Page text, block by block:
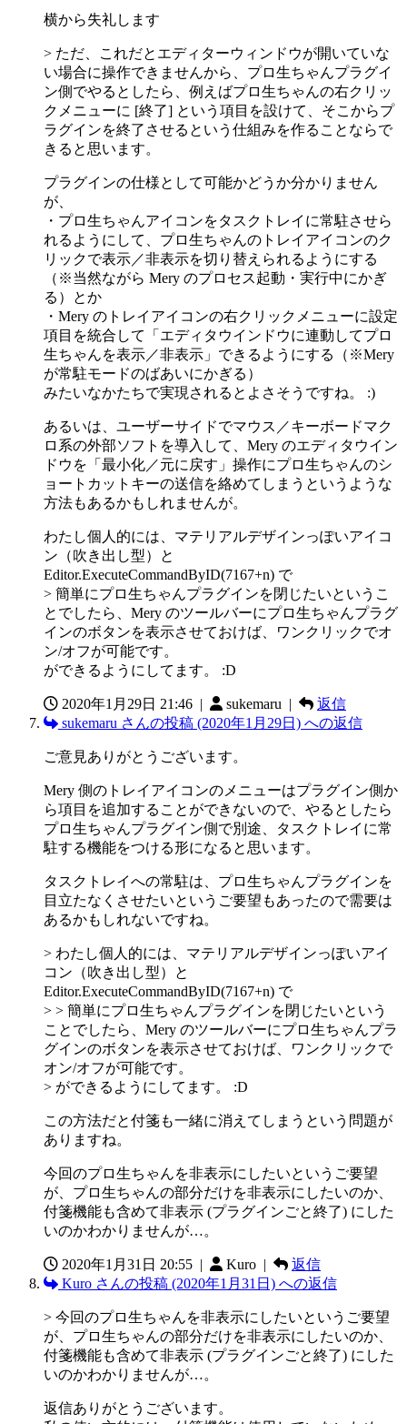
横から失礼します
> ただ、これだとエディターウィンドウが開いていな
い場合に操作できませんから、プロ生ちゃんプラグイ
ン側でやるとしたら、例えばプロ生ちゃんの右クリッ
クメニューに [終了] という項目を設けて、そこからプ
ラグインを終了させるという仕組みを作ることならで
きると思います。
プラグインの仕様として可能かどうか分かりません
が、
・プロ生ちゃんアイコンをタスクトレイに常駐させら
れるようにして、プロ生ちゃんのトレイアイコンのク
リックで表示／非表示を切り替えられるようにする
（※当然ながら Mery のプロセス起動・実行中にかぎ
る）とか
・Mery のトレイアイコンの右クリックメニューに設定
項目を統合して「エディタウインドウに連動してプロ
生ちゃんを表示／非表示」できるようにする（※Mery
が常駐モードのばあいにかぎる）
みたいなかたちで実現されるとよさそうですね。 :)
あるいは、ユーザーサイドでマウス／キーボードマク
ロ系の外部ソフトを導入して、Mery のエディタウイン
ドウを「最小化／元に戻す」操作にプロ生ちゃんのシ
ョートカットキーの送信を絡めてしまうというような
方法もあるかもしれませんが。
わたし個人的には、マテリアルデザインっぽいアイコ
ン（吹き出し型）と
Editor.ExecuteCommandByID(7167+n) で
> 簡単にプロ生ちゃんプラグインを閉じたいというこ
とでしたら、Mery のツールバーにプロ生ちゃんプラグ
インのボタンを表示させておけば、ワンクリックでオ
ン/オフが可能です。
ができるようにしてます。 :D
2020年1月29日 21:46 | sukemaru |
返信
sukemaru さんの投稿 (2020年1月29日) への返信
ご意見ありがとうございます。
Mery 側のトレイアイコンのメニューはプラグイン側か
ら項目を追加することができないので、やるとしたら
プロ生ちゃんプラグイン側で別途、タスクトレイに常
駐する機能をつける形になると思います。
タスクトレイへの常駐は、プロ生ちゃんプラグインを
目立たなくさせたいというご要望もあったので需要は
あるかもしれないですね。
> わたし個人的には、マテリアルデザインっぽいアイ
コン（吹き出し型）と
Editor.ExecuteCommandByID(7167+n) で
> > 簡単にプロ生ちゃんプラグインを閉じたいという
ことでしたら、Mery のツールバーにプロ生ちゃんプラ
グインのボタンを表示させておけば、ワンクリックで
オン/オフが可能です。
> ができるようにしてます。 :D
この方法だと付箋も一緒に消えてしまうという問題が
ありますね。
今回のプロ生ちゃんを非表示にしたいというご要望
が、プロ生ちゃんの部分だけを非表示にしたいのか、
付箋機能も含めて非表示 (プラグインごと終了) にした
いのかわかりませんが…。
2020年1月31日 20:55 | Kuro |
返信
Kuro さんの投稿 (2020年1月31日) への返信
> 今回のプロ生ちゃんを非表示にしたいというご要望
が、プロ生ちゃんの部分だけを非表示にしたいのか、
付箋機能も含めて非表示 (プラグインごと終了) にした
いのかわかりませんが…。
返信ありがとうございます。